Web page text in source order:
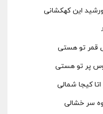
این کهکشانی
قمر تو هستی
پر تو هستی
کیجا شمالی
وه سر خشالی